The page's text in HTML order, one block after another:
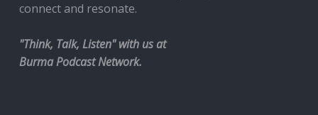
connect and resonate.
"Think, Talk, Listen" with us at
Burma Podcast Network.